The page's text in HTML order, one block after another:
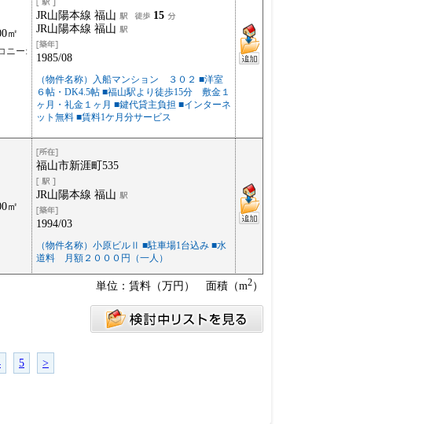
㎡
ニー:
JR山陽本線 福山
15
JR山陽本線 福山
1985/08
（物件名称）入船マンション ３０２ ■洋室
６帖・DK4.5帖 ■福山駅より徒歩15分 敷金１
ヶ月・礼金１ヶ月 ■鍵代貸主負担 ■インターネ
ット無料 ■賃料1ケ月分サービス
㎡
福山市新涯町535
JR山陽本線 福山
1994/03
（物件名称）小原ビルⅡ ■駐車場1台込み ■水
道料 月額２０００円（一人）
単位：賃料（万円） 面積（m2）
5 >